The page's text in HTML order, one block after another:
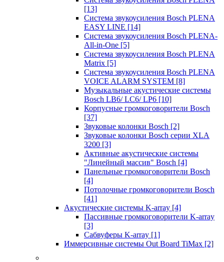
[13]
Система звукоусиления Bosch PLENA
EASY LINE [14]
Система звукоусиления Bosch PLENA-
All-in-One [5]
Система звукоусиления Bosch PLENA
Matrix [5]
Система звукоусиления Bosch PLENA
VOICE ALARM SYSTEM [8]
Музыкальные акустические системы
Bosch LB6/ LC6/ LP6 [10]
Корпусные громкоговорители Bosch
[37]
Звуковые колонки Bosch [2]
Звуковые колонки Bosch серии XLA
3200 [3]
Активные акустические системы
"Линейный массив" Bosch [4]
Панельные громкоговорители Bosch
[4]
Потолочные громкоговорители Bosch
[41]
Акустические системы K-array [4]
Пассивные громкоговорители K-array
[3]
Сабвуферы K-array [1]
Иммерсивные системы Out Board TiMax [2]